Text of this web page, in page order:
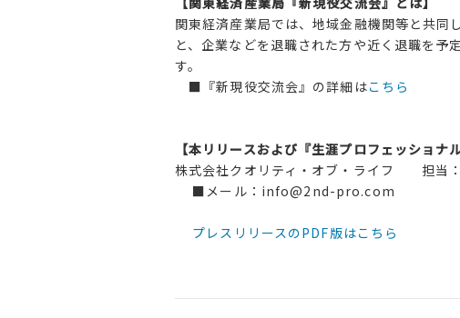
関東経済産業局では、地域金融機関等と共同
と、企業などを退職された方や近く退職を予
す。
■『新現役交流会』の詳細はこちら
【本リリースおよび『生涯プロフェッショナ
株式会社クオリティ・オブ・ライフ 担当
■メール：info@2nd-pro.com
プレスリリースのPDF版はこちら